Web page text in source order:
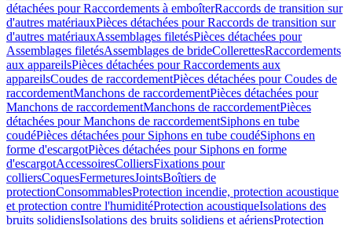
détachées pour Raccordements à emboîterRaccords de transition sur
d'autres matériauxPièces détachées pour Raccords de transition sur
d'autres matériauxAssemblages filetésPièces détachées pour
Assemblages filetésAssemblages de brideCollerettesRaccordements
aux appareilsPièces détachées pour Raccordements aux
appareilsCoudes de raccordementPièces détachées pour Coudes de
raccordementManchons de raccordementPièces détachées pour
Manchons de raccordementManchons de raccordementPièces
détachées pour Manchons de raccordementSiphons en tube
coudéPièces détachées pour Siphons en tube coudéSiphons en
forme d'escargotPièces détachées pour Siphons en forme
d'escargotAccessoiresColliersFixations pour
colliersCoquesFermeturesJointsBoîtiers de
protectionConsommablesProtection incendie, protection acoustique
et protection contre l'humiditéProtection acoustiqueIsolations des
bruits solidiensIsolations des bruits solidiens et aériensProtection